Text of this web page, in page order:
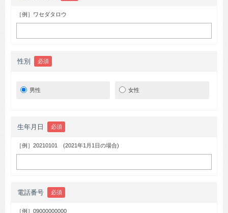
［例］ワセダタロウ
性別 必須
男性 女性
生年月日 必須
［例］20210101 (2021年1月1日の場合)
電話番号 必須
［例］09000000000